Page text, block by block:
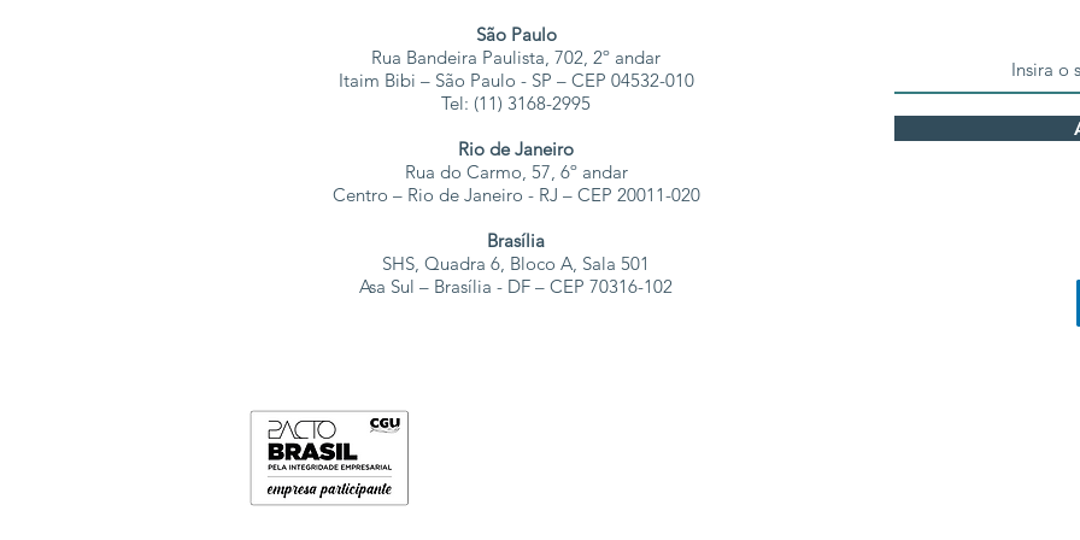
São Paulo
Rua Bandeira Paulista, 702, 2º andar
Itaim Bibi – São Paulo - SP – CEP 04532-010
Tel: (11) 3168-2995
Rio de Janeiro
Rua do Carmo, 57, 6º andar
Centro – Rio de Janeiro - RJ – CEP 20011-020
Brasília
SHS, Quadra 6, Bloco A, Sala 501
Asa Sul – Brasília - DF – CEP 70316-102